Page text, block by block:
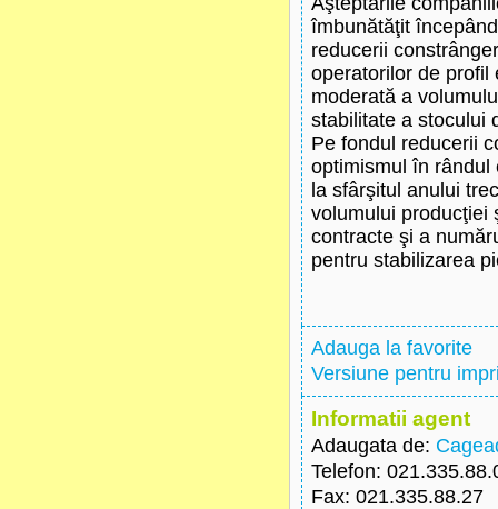
îmbunătăţit
reducerii
operatorilor de profil
moderată a
stabilitate a stocului
Pe fondul reducerii
optimismul în rândul
la sfârşitul anului
volumului producţiei
contracte şi a
pentru stabilizarea
Adauga la favorite
Versiune pentru
Informatii agent
Adaugata de:
Telefon:
Fax: 021.335.88.27